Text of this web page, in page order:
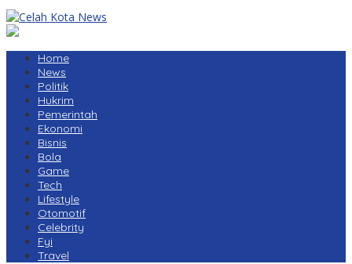
Home
News
Politik
Hukrim
Pemerintah
Ekonomi
Bisnis
Bola
Game
Tech
Lifestyle
Otomotif
Celebrity
Fyi
Travel